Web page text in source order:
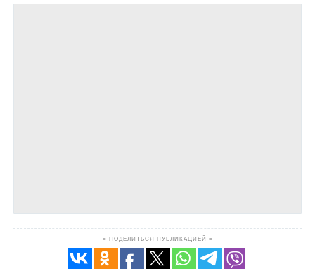
≡ ПОДЕЛИТЬСЯ ПУБЛИКАЦИЕЙ ≡